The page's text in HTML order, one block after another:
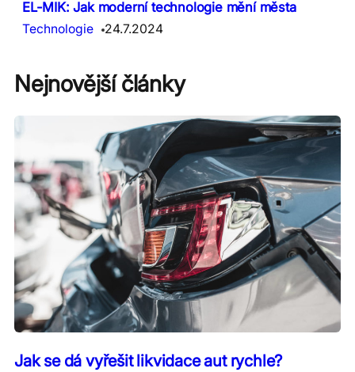
EL-MIK: Jak moderní technologie mění města
Technologie 24.7.2024
Nejnovější články
Jak se dá vyřešit likvidace aut rychle?